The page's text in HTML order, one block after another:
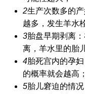
2生产次数多的
越多，发生羊水
3胎盘早期剥离
离，羊水里的胎
4胎死宫内的孕
的概率就会越高；
5胎儿窘迫的情